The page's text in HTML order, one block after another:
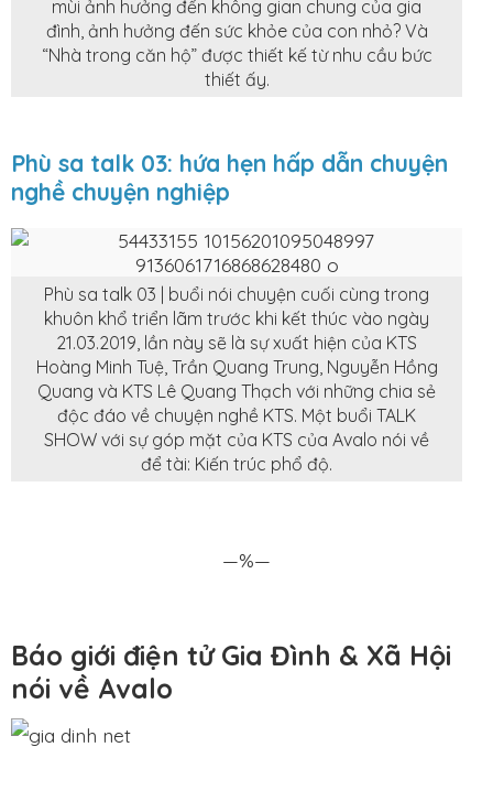
mùi ảnh hưởng đến không gian chung của gia
đình, ảnh hưởng đến sức khỏe của con nhỏ? Và
“Nhà trong căn hộ” được thiết kế từ nhu cầu bức
thiết ấy.
Phù sa talk 03: hứa hẹn hấp dẫn chuyện
nghề chuyện nghiệp
Phù sa talk 03 | buổi nói chuyện cuối cùng trong
khuôn khổ triển lãm trước khi kết thúc vào ngày
21.03.2019, lần này sẽ là sự xuất hiện của KTS
Hoàng Minh Tuệ, Trần Quang Trung, Nguyễn Hồng
Quang và KTS Lê Quang Thạch với những chia sẻ
độc đáo về chuyện nghề KTS. Một buổi TALK
SHOW với sự góp mặt của KTS của Avalo nói về
để tài: Kiến trúc phổ độ.
—%—
Báo giới điện tử Gia Đình & Xã Hội
nói về Avalo